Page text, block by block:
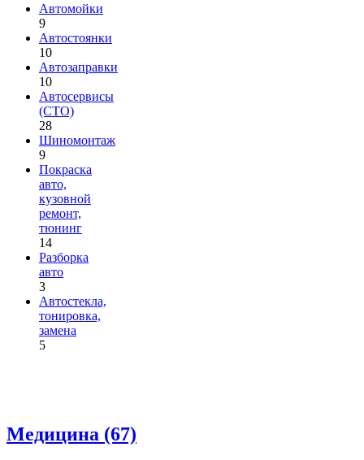
Автомойки
9
Автостоянки
10
Автозаправки
10
Автосервисы
(СТО)
28
Шиномонтаж
9
Покраска
авто,
кузовной
ремонт,
тюнинг
14
Разборка
авто
3
Автостекла,
тонировка,
замена
5
Медицина (67)